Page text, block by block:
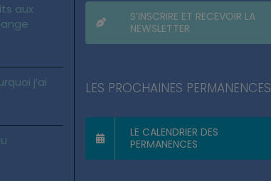
aux
j’ai
S’INSCRIRE ET RECEVOIR LA
NEWSLETTER
LES PROCHAINES PERMANENCES
LE CALENDRIER DES
PERMANENCES